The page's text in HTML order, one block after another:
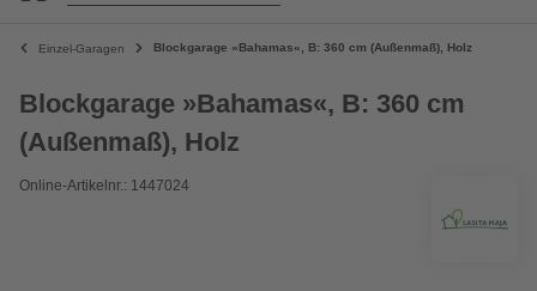
Einzel-Garagen Blockgarage »Bahamas«, B: 360 cm (Außenmaß), Holz
Blockgarage »Bahamas«, B: 360 cm
(Außenmaß), Holz
Online-Artikelnr.: 1447024